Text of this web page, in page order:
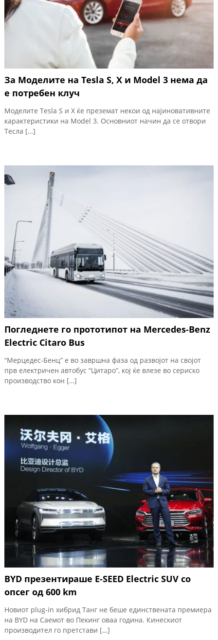
За Моделите на Tesla S, X и Model 3 нема да
е потребен клуч
Моделите Tesla S и X ќе преземат некои од најиновативните
карактеристики на Model 3. Основниот начин да се отвори
Тесла […]
Погледнете го прототипот на Mercedes-Benz
Electric Citaro Bus
“Мерцедес-Бенц” е во завршна фаза од развојот на својот
прв електричен автобус “Цитаро”, кој ќе влезе во сериско
производство кон […]
BYD презентираше E-SEED Electric SUV со
опсег од 600 km
Новиот plug-in хибрид Танг не беше единствената премиера
на BYD на Саемот во Пекинг оваа година. Кинескиот
производител го претстави […]